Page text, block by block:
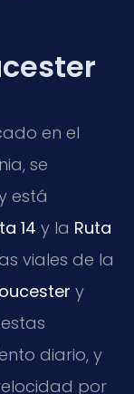
en el
se
está
14 y la Ruta
viales de la
y
diario, y
por